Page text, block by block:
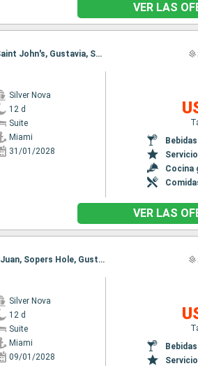
VER LAS
Itinerario : Miami, Saint John's, Gustavia, Fort-de-France, St Kitts, San Juan, Miami, Saint John's, Gustavia, Saint John's, Fort-de-France, St Kitts, San Juan, Miami
Silver Nova
12 d
Suite
Miami
31/01/2028
Cocina
VER LAS
Itinerario : Miami, San Juan, Sopers Hole, Gustavia, St Kitts, Saint John's, Miami, San Juan, Sopers Hole, Gustavia, St Kitts, Saint John's, Miami
Silver Nova
12 d
Suite
Miami
09/01/2028